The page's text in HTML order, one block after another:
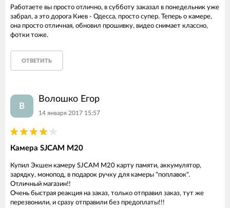
Работаете вы просто отлично, в субботу заказал в понедельник уже
забрал, а это дорога Киев - Одесса, просто супер. Теперь о камере,
она просто отличная, обновил прошивку, видео снимает классно,
фотки тоже.
ОТВЕТИТЬ
В
Волошко Егор
14 января 2017 15:57
Камера SJCAM M20
Купил Экшен камеру SJCAM M20 карту памяти, аккумулятор,
зарядку, монопод, в подарок ручку для камеры "поплавок".
Отличный магазин!!
Очень быстрая реакция на заказ, только отправил заказ, тут же
перезвонили, и сразу отправили без предоплаты!!!